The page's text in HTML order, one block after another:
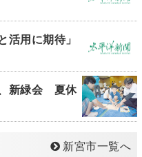
活用に期待」
新緑会 夏休
新宮市一覧へ